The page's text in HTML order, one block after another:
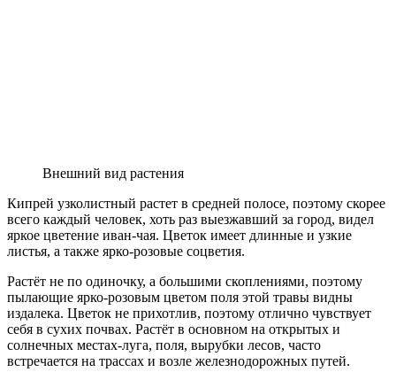
Внешний вид растения
Кипрей узколистный растет в средней полосе, поэтому скорее
всего каждый человек, хоть раз выезжавший за город, видел
яркое цветение иван-чая. Цветок имеет длинные и узкие
листья, а также ярко-розовые соцветия.
Растёт не по одиночку, а большими скоплениями, поэтому
пылающие ярко-розовым цветом поля этой травы видны
издалека. Цветок не прихотлив, поэтому отлично чувствует
себя в сухих почвах. Растёт в основном на открытых и
солнечных местах-луга, поля, вырубки лесов, часто
встречается на трассах и возле железнодорожных путей.